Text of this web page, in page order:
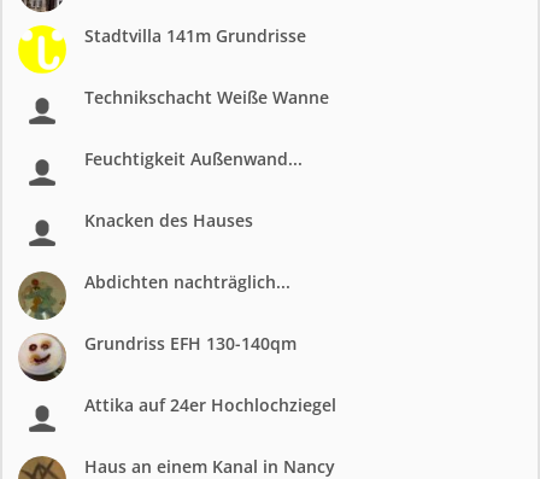
Stadtvilla 141m Grundrisse
Technikschacht Weiße Wanne
Feuchtigkeit Außenwand...
Knacken des Hauses
Abdichten nachträglich...
Grundriss EFH 130-140qm
Attika auf 24er Hochlochziegel
Haus an einem Kanal in Nancy